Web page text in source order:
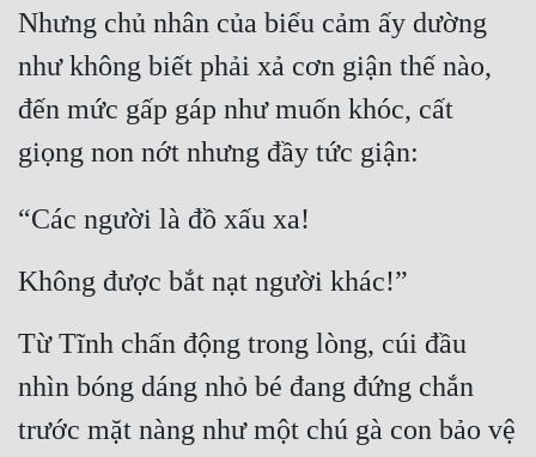
Nhưng chủ nhân của biểu cảm ấy dường
như không biết phải xả cơn giận thế nào,
đến mức gấp gáp như muốn khóc, cất
giọng non nớt nhưng đầy tức giận:
“Các người là đồ xấu xa!
Không được bắt nạt người khác!”
Từ Tĩnh chấn động trong lòng, cúi đầu
nhìn bóng dáng nhỏ bé đang đứng chắn
trước mặt nàng như một chú gà con bảo vệ